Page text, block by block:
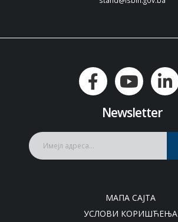
Newsletter
МАПА САЈТА
УСЛОВИ КОРИШЋЕЊА